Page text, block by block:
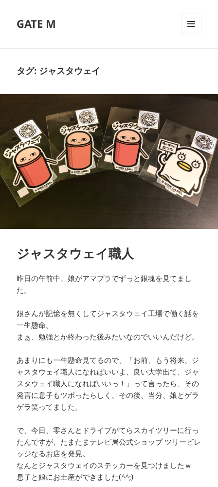
GATE M
タグ: ジャスタウェイ
ジャスタウェイ職人
昨日の午前中、娘がアマプラでずっと銀魂を見てまし
た。
銀さんが記憶を無くしてジャスタウェイ工場で働く話を
一生懸命。
まぁ、勉強とか終わった後みたいなのでいいんだけど。
あまりにも一生懸命見てるので、「お前、もう将来、ジ
ャスタウェイ職人になればいいよ、良い大学出て、ジャ
スタウェイ職人になればいいっ！」って言ったら、その
発言に息子もツボったらしく、その後、当分、娘とゲラ
ゲラ笑ってました。
で、今日、零さんとドライブがてらスカイツリーに行っ
たんですが、たまたまテレビ局公式ショップ ツリービレ
ッジなるお店を発見。
なんとジャスタウェイのステッカーを見つけましたｗ
息子と娘にお土産ができました(^^;)